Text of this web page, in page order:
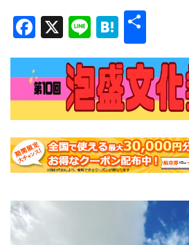
Facebook
X LineHatena